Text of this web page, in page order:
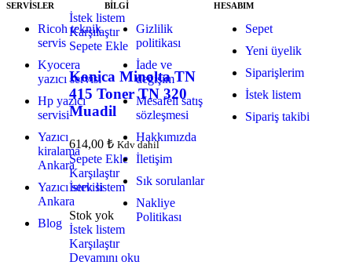
İstek listem
Karşılaştır
Sepete Ekle
Konica Minolta TN
415 Toner TN 320
Muadil
614,00 ₺ Kdv dahil
Sepete Ekle
Karşılaştır
İstek listem
Stok yok
İstek listem
Karşılaştır
Devamını oku
SERVİSLER
Ricoh teknik
servis
Kyocera
yazıcı servisi
Hp yazıcı
servisi
Yazıcı
kiralama
Ankara
Yazıcı servisi
Ankara
Blog
BİLGİ
Gizlilik
politikası
İade ve
değişim
Mesafeli satış
sözleşmesi
Hakkımızda
İletişim
Sık sorulanlar
Nakliye
Politikası
HESABIM
Sepet
Yeni üyelik
Siparişlerim
İstek listem
Sipariş takibi